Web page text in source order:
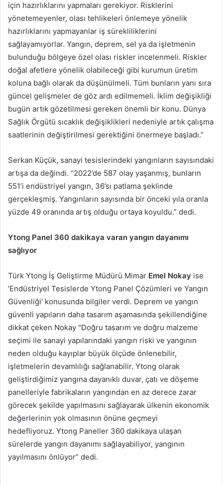
için hazırlıklarını yapmaları gerekiyor. Risklerini
yönetemeyenler, olası tehlikeleri önlemeye yönelik
hazırlıklarını yapmayanlar iş sürekliliklerini
sağlayamıyorlar. Yangın, deprem, sel ya da işletmenin
bulunduğu bölgeye özel olası riskler incelenmeli. Riskler
doğal afetlere yönelik olabileceği gibi kurumun üretim
koluna bağlı olarak da düşünülmeli. Tüm bunların yanı sıra
güncel gelişmeler de göz ardı edilmemeli. İklim değişikliği
bugün artık gözetilmesi gereken önemli bir konu. Dünya
Sağlık Örgütü sıcaklık değişiklikleri nedeniyle artık çalışma
saatlerinin değiştirilmesi gerektiğini önermeye başladı.”
Serkan Küçük, sanayi tesislerindeki yangınların sayısındaki
artışa da değindi. “2022’de 587 olay yaşanmış, bunların
551’i endüstriyel yangın, 36’sı patlama şeklinde
gerçekleşmiş. Yangınların sayısında bir önceki yıla oranla
yüzde 49 oranında artış olduğu ortaya koyuldu.” dedi.
Ytong Panel 360 dakikaya varan yangın dayanımı
sağlıyor
Türk Ytong İş Geliştirme Müdürü Mimar Emel Nokay ise
‘Endüstriyel Tesislerde Ytong Panel Çözümleri ve Yangın
Güvenliği’ konusunda bilgiler verdi. Deprem ve yangın
güvenli yapıların daha tasarım aşamasında şekillendiğine
dikkat çeken Nokay “Doğru tasarım ve doğru malzeme
seçimi ile sanayi yapılarındaki yangın riski ve yangının
neden olduğu kayıplar büyük ölçüde önlenebilir,
işletmelerin devamlılığı sağlanabilir. Ytong olarak
geliştirdiğimiz yangına dayanıklı duvar, çatı ve döşeme
panelleriyle fabrikaların yangından en az derece zarar
görecek şekilde yapılmasını sağlayarak ülkenin ekonomik
değerlerinin yok olmasının önüne geçmeyi
hedefliyoruz. Ytong Paneller 360 dakikaya ulaşan
sürelerde yangın dayanımı sağlayabiliyor, yangının
yayılmasını önlüyor” dedi.